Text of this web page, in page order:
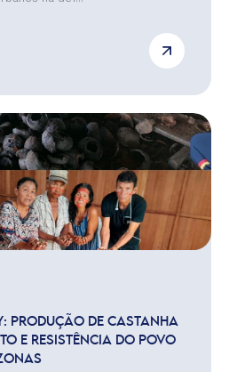
PRODUÇÃO DE CASTANHA
E RESISTÊNCIA DO POVO